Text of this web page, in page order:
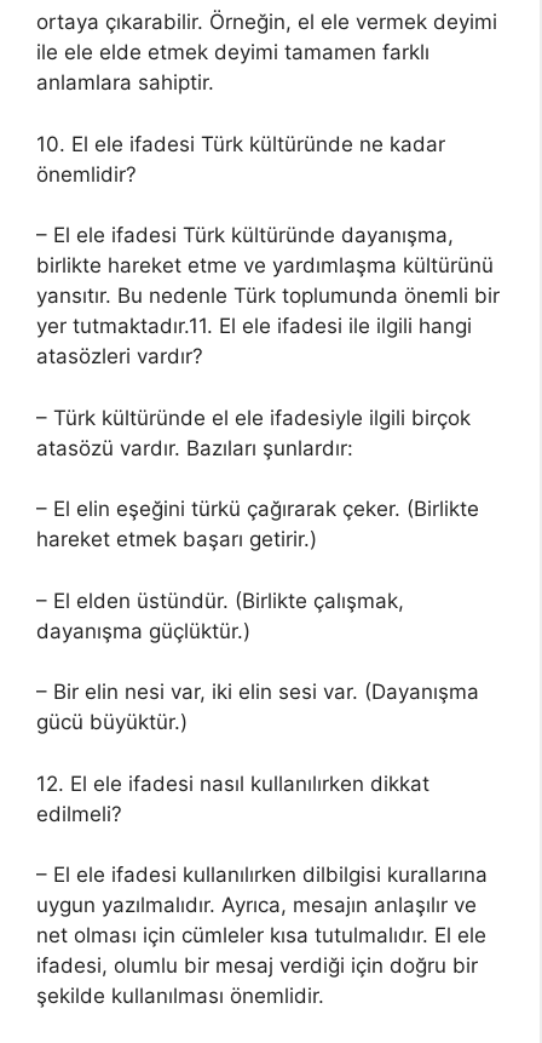
ortaya çıkarabilir. Örneğin, el ele vermek deyimi
ile ele elde etmek deyimi tamamen farklı
anlamlara sahiptir.
10. El ele ifadesi Türk kültüründe ne kadar
önemlidir?
– El ele ifadesi Türk kültüründe dayanışma,
birlikte hareket etme ve yardımlaşma kültürünü
yansıtır. Bu nedenle Türk toplumunda önemli bir
yer tutmaktadır.11. El ele ifadesi ile ilgili hangi
atasözleri vardır?
– Türk kültüründe el ele ifadesiyle ilgili birçok
atasözü vardır. Bazıları şunlardır:
– El elin eşeğini türkü çağırarak çeker. (Birlikte
hareket etmek başarı getirir.)
– El elden üstündür. (Birlikte çalışmak,
dayanışma güçlüktür.)
– Bir elin nesi var, iki elin sesi var. (Dayanışma
gücü büyüktür.)
12. El ele ifadesi nasıl kullanılırken dikkat
edilmeli?
– El ele ifadesi kullanılırken dilbilgisi kurallarına
uygun yazılmalıdır. Ayrıca, mesajın anlaşılır ve
net olması için cümleler kısa tutulmalıdır. El ele
ifadesi, olumlu bir mesaj verdiği için doğru bir
şekilde kullanılması önemlidir.